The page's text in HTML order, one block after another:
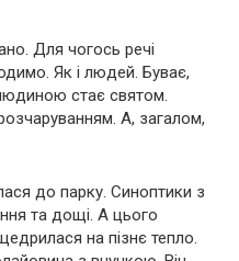
Для чогось речі
Як і людей. Буває,
стає святом.
А, загалом,
до парку. Синоптики з
та дощі. А цього
на пізнє тепло.